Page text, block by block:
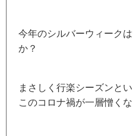
今年のシルバーウィーク
か？
まさしく行楽シーズンと
このコロナ禍が一層憎く